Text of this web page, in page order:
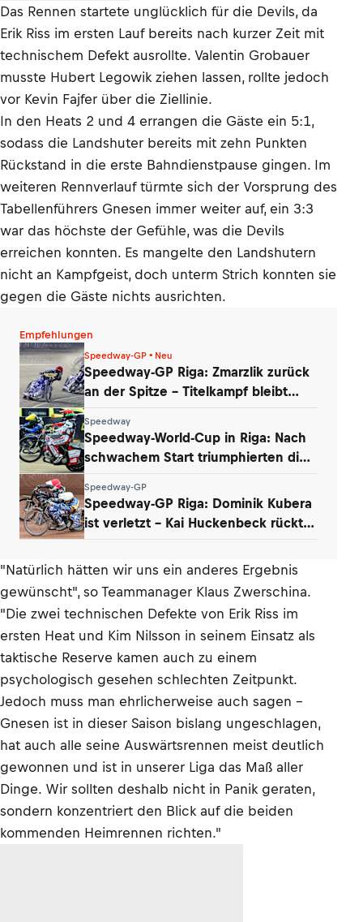
Das Rennen startete unglücklich für die Devils, da
Erik Riss im ersten Lauf bereits nach kurzer Zeit mit
technischem Defekt ausrollte. Valentin Grobauer
musste Hubert Legowik ziehen lassen, rollte jedoch
vor Kevin Fajfer über die Ziellinie.
In den Heats 2 und 4 errangen die Gäste ein 5:1,
sodass die Landshuter bereits mit zehn Punkten
Rückstand in die erste Bahndienstpause gingen. Im
weiteren Rennverlauf türmte sich der Vorsprung des
Tabellenführers Gnesen immer weiter auf, ein 3:3
war das höchste der Gefühle, was die Devils
erreichen konnten. Es mangelte den Landshutern
nicht an Kampfgeist, doch unterm Strich konnten sie
gegen die Gäste nichts ausrichten.
Empfehlungen
Speedway-GP • Neu
Speedway-GP Riga: Zmarzlik zurück
an der Spitze – Titelkampf bleibt
Speedway
Speedway-World-Cup in Riga: Nach
schwachem Start triumphierten die
Speedway-GP
Speedway-GP Riga: Dominik Kubera
ist verletzt – Kai Huckenbeck rückt
"Natürlich hätten wir uns ein anderes Ergebnis
gewünscht", so Teammanager Klaus Zwerschina.
"Die zwei technischen Defekte von Erik Riss im
ersten Heat und Kim Nilsson in seinem Einsatz als
taktische Reserve kamen auch zu einem
psychologisch gesehen schlechten Zeitpunkt.
Jedoch muss man ehrlicherweise auch sagen –
Gnesen ist in dieser Saison bislang ungeschlagen,
hat auch alle seine Auswärtsrennen meist deutlich
gewonnen und ist in unserer Liga das Maß aller
Dinge. Wir sollten deshalb nicht in Panik geraten,
sondern konzentriert den Blick auf die beiden
kommenden Heimrennen richten."